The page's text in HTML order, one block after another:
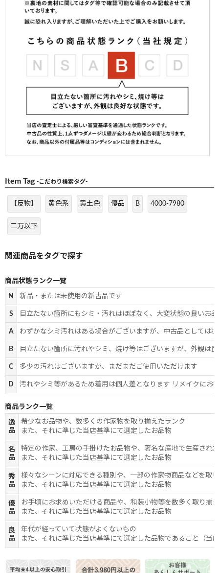
Item Tag -こだわり検索タグ-
【反物】 黄色系 黄土色 優品 B 4000-7980
二万以下
商品状態ランク一覧
N 新品・または未使用の新古品です
S 目立たない箇所にもシミ・汚れはほぼなく、大変状態の良いお
A わずかなシミ汚れはある場合がございますが、中古品としては
B 目立たない箇所に汚れやシミ、焼け等はございますが、外観は
C 多少の汚れはございますが、まだまだご使用いただけます
D 汚れやシミ等があるため着用は個人差となります リメイクにお
商品ランク一覧
逸
品
希少なお品物や、数多くの作家物を取り揃えたランク
また、それに準じた当店基準にて選定したお品物
名
品
特定の作家、工房の手掛けたお品物や、著名な産地で生産され
また、それに準じた当店基準にて選定したお品物
秀
品
様々なシーンに対応できる種別や、一部の作家物商品などを取
また、それに準じた当店基準にて選定したお品物
優
品
お手頃にお求めいただける商品や、和装小物等を数多く取り揃
また、それに準じた当店基準にて選定したお品物
良
品
年代が経っていて状態がよくないもの
また、それに準じた当店基準にて選定した品物であること（当